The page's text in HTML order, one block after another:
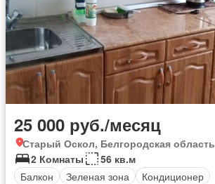
25 000 руб./месяц
Старый Оскол, Белгородская область
2 Комнаты
56 кв.м
Балкон
Зеленая зона
Кондиционер